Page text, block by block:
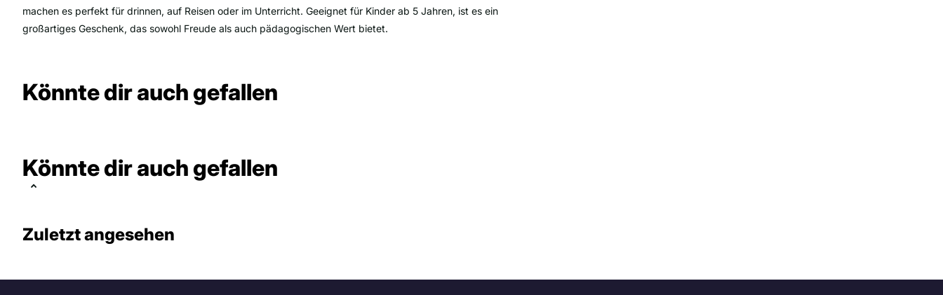
machen es perfekt für drinnen, auf Reisen oder im Unterricht. Geeignet für Kinder ab 5 Jahren, ist es ein
großartiges Geschenk, das sowohl Freude als auch pädagogischen Wert bietet.
Könnte dir auch gefallen
Könnte dir auch gefallen
Zuletzt angesehen